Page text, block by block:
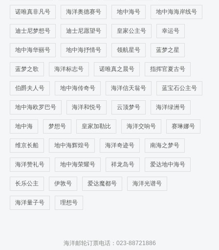
诺唯真非凡号 海洋奥德赛号 地中海号 地中海海岸线号
迪士尼梦想号 迪士尼愿望号 皇家公主号 幸运号
地中海华丽号 地中海抒情号 领航星号 蓝梦之星
蓝梦之歌 海洋标志号 诺唯真之晨号 指挥官夏古号
伯爵夫人号 地中海传奇号 海洋信天翁号 蓝宝石公主号
地中海欧罗巴号 海洋和悦号 云顶梦号 海洋绿洲号
地中海 梦想号 皇家加勒比 海洋交响号 赛琳娜号
维京长船 地中海辉煌号 海洋奇迹号 南海之梦号
海洋赞礼号 地中海荣耀号 祥龙岛号 爱达地中海号
长乐公主 伊敦号 爱达魔都号 海洋光谱号
海洋量子号 理想号
海洋邮轮订票电话：023-88721886